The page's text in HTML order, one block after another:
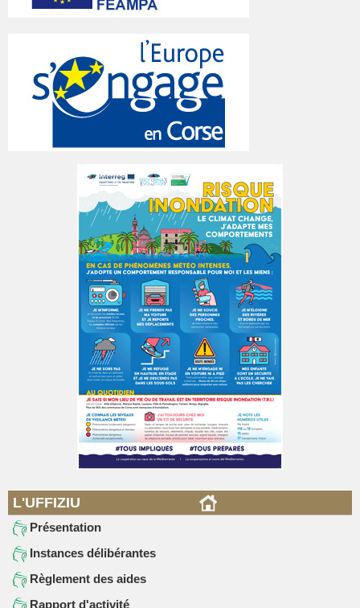
L'UFFIZIU
Présentation
Instances délibérantes
Règlement des aides
Rapport d'activité